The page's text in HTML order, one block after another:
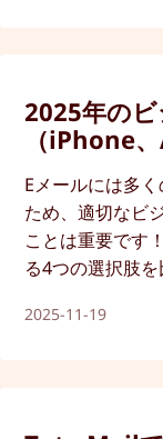
2025年の
（iPhone
Eメールには多
ため、適切なビ
ことは重要です
る4つの選択肢
Android、
2025-11-19